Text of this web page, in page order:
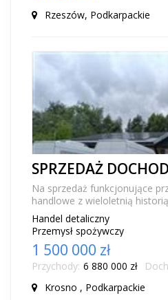
Rzeszów, Podkarpackie
Na sprzedaż funkcjonujące
handlowe z wieloletnią
lokalnym. Przedmiot
Handel detaliczny
Przemysł spożywczy
1 500 000 zł
Przychody: 6 880 000 zł
Krosno , Podkarpackie